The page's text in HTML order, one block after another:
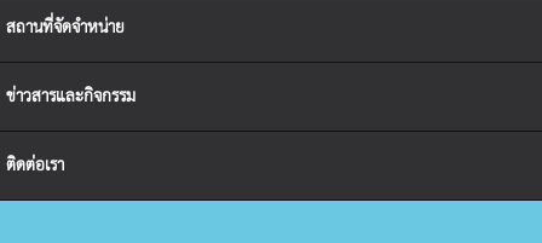
สถานที่จัดจำหน่าย
ข่าวสารและกิจกรรม
ติดต่อเรา